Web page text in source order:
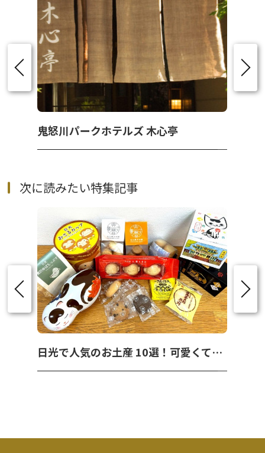
鬼怒川パークホテルズ 木心亭
次に読みたい特集記事
日光で人気のお土産 10選！可愛くて美味しいお菓子を紹介！